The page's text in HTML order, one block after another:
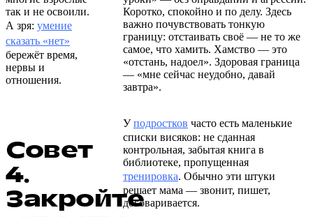
так и не освоили.
А зря: умение
сказать «нет»
бережёт время,
нервы и
отношения.
Коротко, спокойно и по делу. Здесь
важно почувствовать тонкую
границу: отстаивать своё — не то же
самое, что хамить. Хамство — это
«отстань, надоел». Здоровая граница
— «мне сейчас неудобно, давай
завтра».
Совет
4.
Закройте
Уподростков часто есть маленькие
списки висяков: не сданная
контрольная, забытая книга в
библиотеке, пропущенная
тренировка. Обычно эти штуки
решает мама — звонит, пишет,
договаривается.